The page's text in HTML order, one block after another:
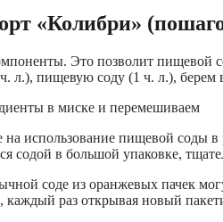
«Колибри»
Это позволит пищевой
л.), пищевую соду (1 ч. л.), берем
использование пищевой соды в
содой в большой упаковке,
соде из оранжевых пачек
каждый раз открывая новый